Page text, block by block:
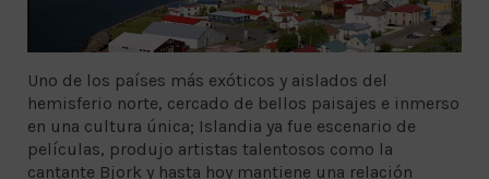
Uno de los países más exóticos y aislados del
hemisferio norte, cercado de bellos paisajes e inmerso
en una cultura única; Islandia ya fue escenario de
películas, produjo artistas talentosos como la
cantante Bjork y hasta hoy mantiene una relación